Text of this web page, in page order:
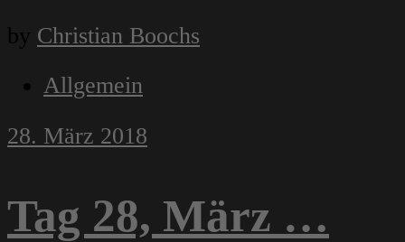
by Christian Boochs
Allgemein
28. März 2018
Tag 28, März …